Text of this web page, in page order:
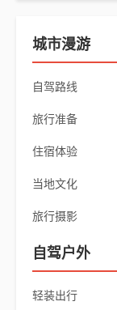
城市漫游
自驾路线
旅行准备
住宿体验
当地文化
旅行摄影
自驾户外
轻装出行